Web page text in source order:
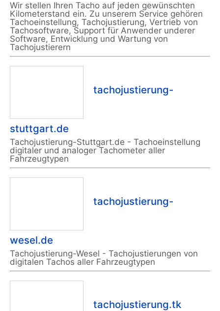
Wir stellen Ihren Tacho auf jeden gewünschten
Kilometerstand ein. Zu unserem Service gehören
Tachoeinstellung, Tachojustierung, Vertrieb von
Tachosoftware, Support für Anwender underer
Software, Entwicklung und Wartung von
Tachojustierern
tachojustierung-
stuttgart.de
Tachojustierung-Stuttgart.de - Tachoeinstellung
digitaler und analoger Tachometer aller
Fahrzeugtypen
tachojustierung-
wesel.de
Tachojustierung-Wesel - Tachojustierungen von
digitalen Tachos aller Fahrzeugtypen
tachojustierung.tk